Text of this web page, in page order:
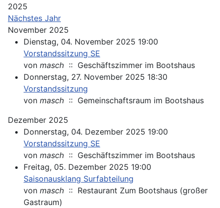
2025
Nächstes Jahr
November 2025
Dienstag, 04. November 2025 19:00
Vorstandssitzung SE
von masch :: Geschäftszimmer im Bootshaus
Donnerstag, 27. November 2025 18:30
Vorstandssitzung
von masch :: Gemeinschaftsraum im Bootshaus
Dezember 2025
Donnerstag, 04. Dezember 2025 19:00
Vorstandssitzung SE
von masch :: Geschäftszimmer im Bootshaus
Freitag, 05. Dezember 2025 19:00
Saisonausklang Surfabteilung
von masch :: Restaurant Zum Bootshaus (großer
Gastraum)